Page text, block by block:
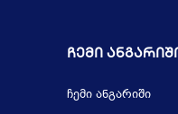
Ჩემი
ჩემი ანგარიში